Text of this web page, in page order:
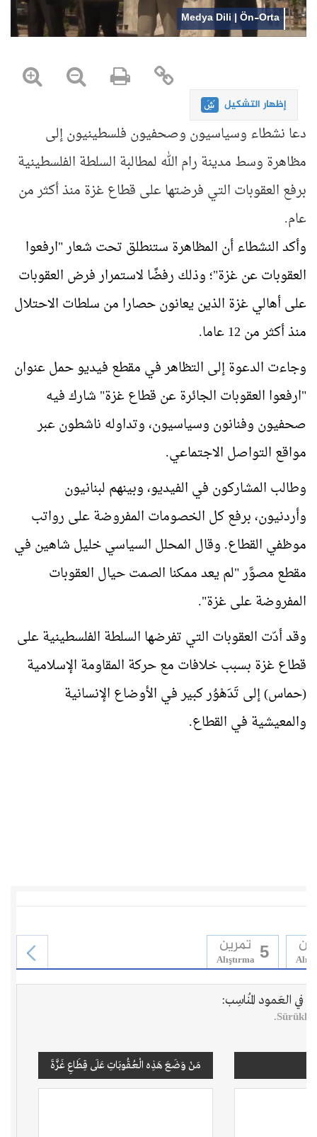
Medya Dili | Ön-Orta
إظهار التشكيل
دعا نشطاء وسياسيون وصحفيون فلسطينيون إلى
مظاهرة وسط مدينة رام الله لمطالبة السلطة الفلسطينية
برفع العقوبات التي فرضتها على قطاع غزة منذ أكثر من
عام.
وأكد النشطاء أن المظاهرة ستنطلق تحت شعار "ارفعوا
العقوبات عن غزة"؛ وذلك رفضًا لاستمرار فرض العقوبات
على أهالي غزة الذين يعانون حصارا من سلطات الاحتلال
منذ أكثر من 12 عاما
.
وجاءت الدعوة إلى التظاهر في مقطع فيديو حمل عنوان
"ارفعوا العقوبات الجائرة عن قطاع غزة" شارك فيه
صحفيون وفنانون وسياسيون، وتداوله ناشطون عبر
مواقع التواصل الاجتماعي.
وطالب المشاركون في الفيديو، وبينهم لبنانيون
وأردنيون، برفع كل الخصومات المفروضة على رواتب
موظفي القطاع. وقال المحلل السياسي خليل شاهين في
مقطع مصوَّر "لم يعد ممكنا الصمت حيال العقوبات
المفروضة على غزة".
وقد أدّت العقوبات التي تفرضها السلطة الفلسطينية على
قطاع غزة بسبب خلافات مع حركة المقاومة الإسلامية
(حماس) إلى تَدَهْوُر كبير في الأوضاع الإنسانية
والمعيشية في القطاع.